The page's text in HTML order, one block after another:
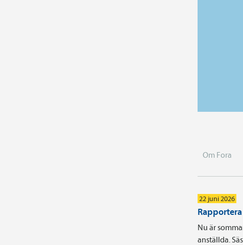
Om Fora
22 juni 2026
Nu är
anställda.